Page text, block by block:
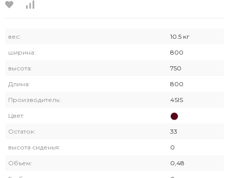
вес: 10.5 кг
ширина: 800
высота: 750
Длина: 800
Производитель: 4SIS
Цвет:
Остаток: 33
высота сиденья: 0
Объем: 0,48